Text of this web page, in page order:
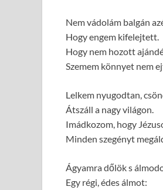
Nem vádolám balgán
Hogy engem kifelejtett.
Hogy nem hozott
Szemem könnyet nem
Lelkem nyugodtan,
Átszáll a nagy világon.
Imádkozom, hogy
Minden szegényt
Ágyamra dőlök s
Egy régi, édes álmot: